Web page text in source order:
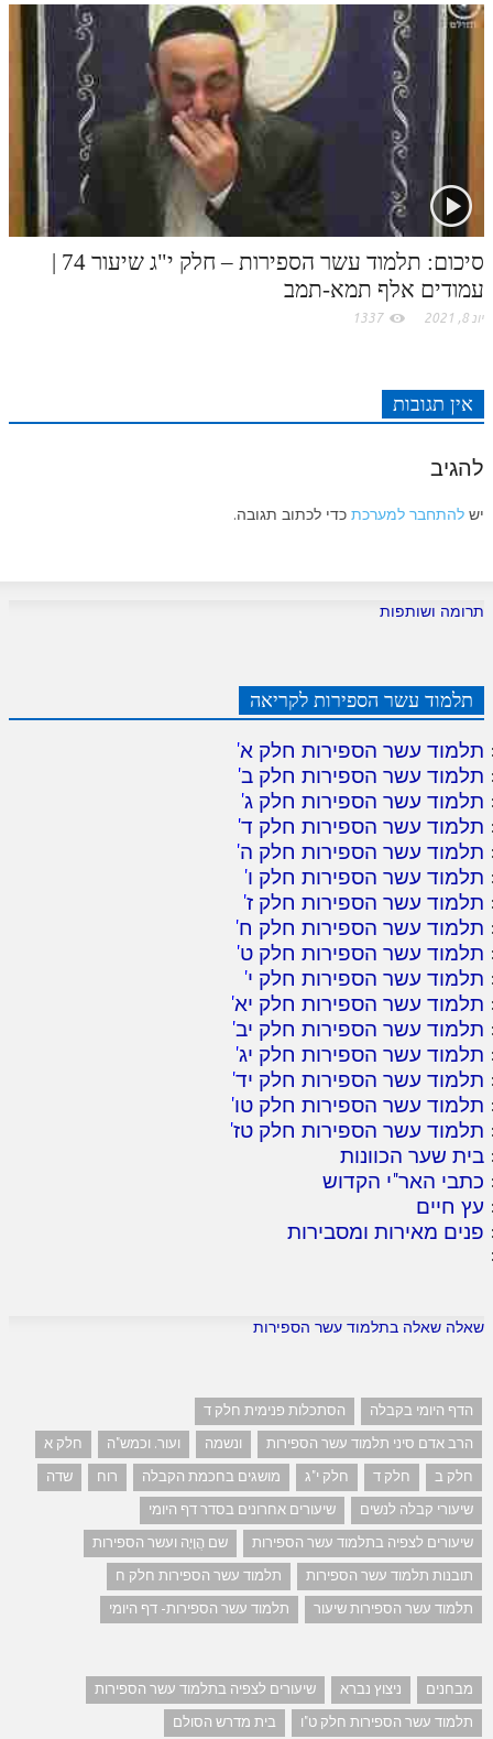
סיכום: תלמוד עשר הספירות – חלק י"ג שיעור 74 |
עמודים אלף תמא-תמב
יונ 8, 2021 1337
אין תגובות
להגיב
יש להתחבר למערכת כדי לכתוב תגובה.
תרומה ושותפות
תלמוד עשר הספירות לקריאה
תלמוד עשר הספירות חלק א'
תלמוד עשר הספירות חלק ב'
תלמוד עשר הספירות חלק ג'
תלמוד עשר הספירות חלק ד'
תלמוד עשר הספירות חלק ה'
תלמוד עשר הספירות חלק ו'
תלמוד עשר הספירות חלק ז'
תלמוד עשר הספירות חלק ח'
תלמוד עשר הספירות חלק ט'
תלמוד עשר הספירות חלק י'
תלמוד עשר הספירות חלק יא'
תלמוד עשר הספירות חלק יב'
תלמוד עשר הספירות חלק יג'
תלמוד עשר הספירות חלק יד'
תלמוד עשר הספירות חלק טו'
תלמוד עשר הספירות חלק טז'
בית שער הכוונות
כתבי האר"י הקדוש
עץ חיים
פנים מאירות ומסבירות
שאלה שאלה בתלמוד עשר הספירות
הדף היומי בקבלה
הסתכלות פנימית חלק ד
הרב אדם סיני תלמוד עשר הספירות
ונשמה ועור. וכמש"ה
חלק א
חלק ב
חלק ד חלק י"ג מושגים בחכמת הקבלה רוח
שדה
שיעורי קבלה לנשים
שיעורים אחרונים בסדר דף היומי
שיעורים לצפיה בתלמוד עשר הספירות
שם הֲוָיָה ועשר הספירות
תובנות תלמוד עשר הספירות
תלמוד עשר הספירות חלק ח
תלמוד עשר הספירות שיעור
תלמוד עשר הספירות- דף היומי
מבחנים ניצוץ נברא
שיעורים לצפיה בתלמוד עשר הספירות
תלמוד עשר הספירות חלק ט"ו
בית מדרש הסולם